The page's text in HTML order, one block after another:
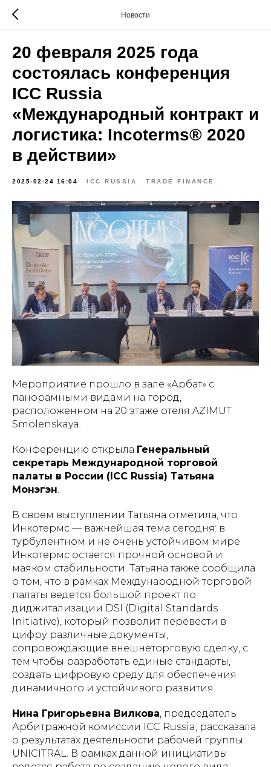
Новости
20 февраля 2025 года
состоялась конференция
ICC Russia
«Международный контракт и
логистика: Incoterms® 2020
в действии»
2025-02-24 16:04 ICC RUSSIA TRADE FINANCE
Мероприятие прошло в зале «Арбат» с
панорамными видами на город,
расположенном на 20 этаже отеля AZIMUT
Smolenskaya.
Конференцию открыла Генеральный
секретарь Международной торговой
палаты в России (ICC Russia) Татьяна
Монэгэн.
В своем выступлении Татьяна отметила, что
Инкотермс — важнейшая тема сегодня: в
турбулентном и не очень устойчивом мире
Инкотермс остается прочной основой и
маяком стабильности. Татьяна также сообщила
о том, что в рамках Международной торговой
палаты ведется большой проект по
диджитализации DSI (Digital Standards
Initiative), который позволит перевести в
цифру различные документы,
сопровождающие внешнеторговую сделку, с
тем чтобы разработать единые стандарты,
создать цифровую среду для обеспечения
динамичного и устойчивого развития.
Нина Григорьевна Вилкова, председатель
Арбитражной комиссии ICC Russia, рассказала
о результатах деятельности рабочей группы
UNICITRAL. В рамках данной инициативы